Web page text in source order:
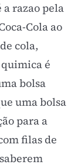
razao pela
Cola ao
cola,
é
bolsa
uma bolsa
para a
filas de